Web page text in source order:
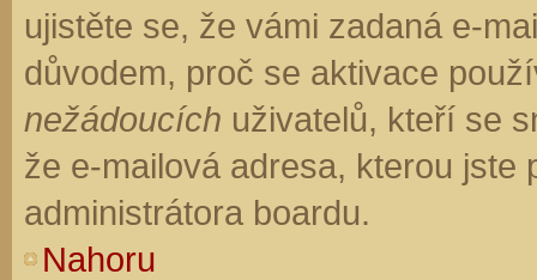
ujistěte se, že vámi zadaná e-
důvodem, proč se aktivace
nežádoucích uživatelů, kteří se
že e-mailová adresa, kterou jste
administrátora boardu.
Nahoru